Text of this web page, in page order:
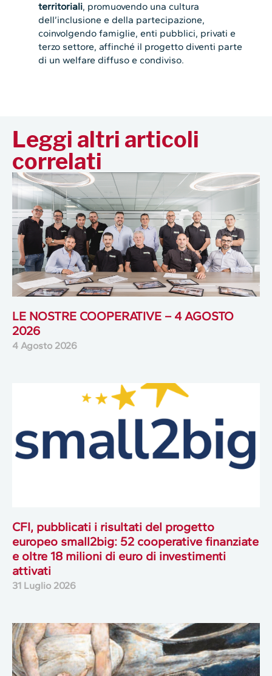
territoriali, promuovendo una cultura
dell’inclusione e della partecipazione,
coinvolgendo famiglie, enti pubblici, privati e
terzo settore, affinché il progetto diventi parte
di un welfare diffuso e condiviso.
Leggi altri articoli
correlati
LE NOSTRE COOPERATIVE – 4 AGOSTO
2026
4 Agosto 2026
CFI, pubblicati i risultati del progetto
europeo small2big: 52 cooperative finanziate
e oltre 18 milioni di euro di investimenti
attivati
31 Luglio 2026